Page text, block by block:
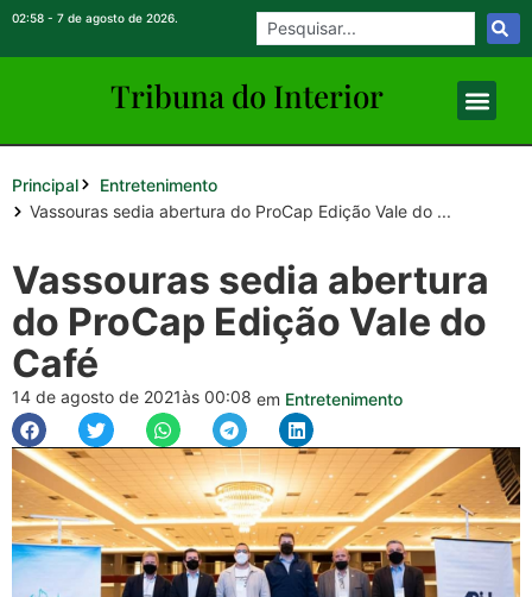
02:58 - 7 de agosto de 2026.
Tribuna do Interior
Principal
Entretenimento
Vassouras sedia abertura do ProCap Edição Vale do ...
Vassouras sedia abertura
do ProCap Edição Vale do
Café
14 de agosto de 2021às 00:08 em Entretenimento